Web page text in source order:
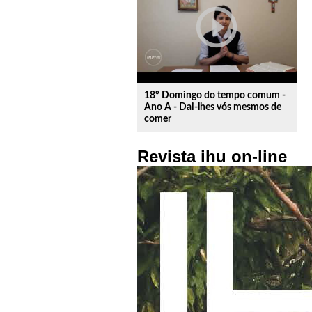
play_circle_outline
18º Domingo do tempo comum -
Ano A - Dai-lhes vós mesmos de
comer
Revista ihu on-line